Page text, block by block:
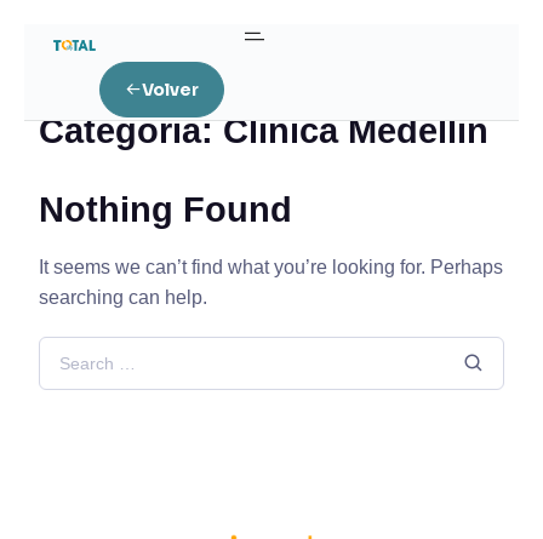
Volver
Home Clínica Medellín
Categoría:Clínica Medellín
Nothing Found
It seems we can’t find what you’re looking for. Perhaps
searching can help.